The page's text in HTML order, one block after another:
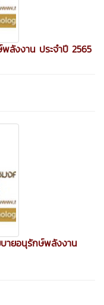
ลังงาน ประจำปี 2565
บายอนุรักษ์พลังงาน